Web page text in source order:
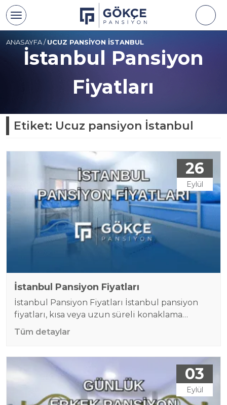
ANASAYFA/UCUZ PANSIYON İSTANBUL
İstanbul Pansiyon
Fiyatları
Etiket: Ucuz pansiyon İstanbul
26
Eylül
İstanbul Pansiyon Fiyatları
İstanbul Pansiyon Fiyatları İstanbul pansiyon
fiyatları, kısa veya uzun süreli konaklama
ihtiyacı olan birçok kişinin en çok araştırdığı
konulardan biridir. İstanbul gibi kalabalık ve
olması, pansiyonları daha cazip hale getirmiştir.
Özellikle erkek misafirlere özel pansiyonlar,
hem düzenli bir yaşam alanı hem de uygun
fiyatlı çözümler sunar. Çağlayan’da yer alan…
Tüm detaylar
03
Eylül